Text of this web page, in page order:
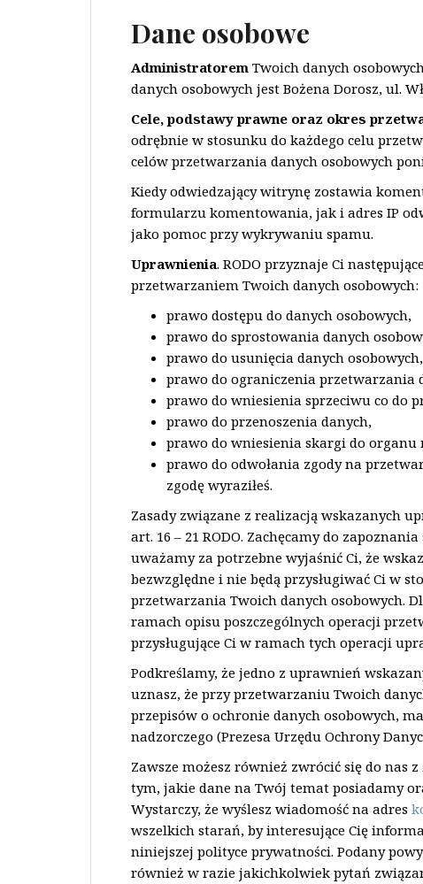
Dane osobowe
Administratorem Twoich danych
danych osobowych jest Bożena Dorosz, ul.
Cele, podstawy prawne oraz okres
odrębnie w stosunku do każdego celu
celów przetwarzania danych osobowych
Kiedy odwiedzający witrynę zostawia
formularzu komentowania, jak i adres IP
jako pomoc przy wykrywaniu spamu.
Uprawnienia. RODO przyznaje Ci
przetwarzaniem Twoich danych osobowych:
prawo dostępu do danych osobowych,
prawo do sprostowania danych
prawo do usunięcia danych osobowych,
prawo do ograniczenia przetwarzania
prawo do wniesienia sprzeciwu co do
prawo do przenoszenia danych,
prawo do wniesienia skargi do organu
prawo do odwołania zgody na
zgodę wyraziłeś.
Zasady związane z realizacją wskazanych
art. 16 – 21 RODO. Zachęcamy do
uważamy za potrzebne wyjaśnić Ci, że
bezwzględne i nie będą przysługiwać Ci w
przetwarzania Twoich danych osobowych.
ramach opisu poszczególnych operacji
przysługujące Ci w ramach tych operacji
Podkreślamy, że jedno z uprawnień
uznasz, że przy przetwarzaniu Twoich
przepisów o ochronie danych osobowych,
nadzorczego (Prezesa Urzędu Ochrony
Zawsze możesz również zwrócić się do nas
tym, jakie dane na Twój temat posiadamy
Wystarczy, że wyślesz wiadomość na adres
wszelkich starań, by interesujące Cię
niniejszej polityce prywatności. Podany
również w razie jakichkolwiek pytań